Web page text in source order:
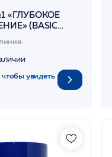
«ГЛУБОКОЕ
(BASIC
SERUM+BASIC
увидеть